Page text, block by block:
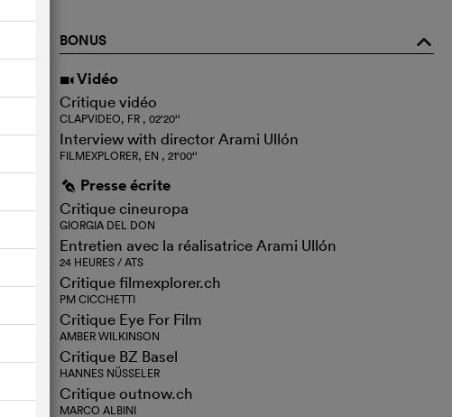
BONUS o
i Vidéo
Critique vidéo
CLAPVIDEO, FR , 02‘20‘‘
Interview with director Arami Ullón
FILMEXPLORER, EN , 21‘00‘‘
g Presse écrite
Critique cineuropa
GIORGIA DEL DON
Entretien avec la réalisatrice Arami Ullón
24 HEURES / ATS
Critique filmexplorer.ch
PM CICCHETTI
Critique Eye For Film
AMBER WILKINSON
Critique BZ Basel
HANNES NÜSSELER
Critique outnow.ch
MARCO ALBINI